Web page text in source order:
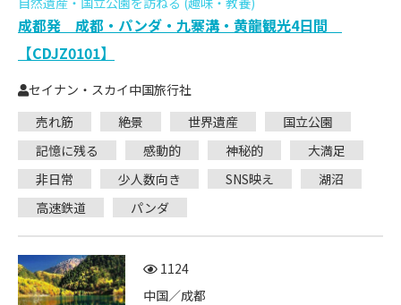
成都発 成都・パンダ・九寨溝・黄龍観光4日間
【CDJZ0101】
セイナン・スカイ中国旅行社
売れ筋
絶景 世界遺産
国立公園
記憶に残る
感動的 神秘的
大満足
非日常
少人数向き SNS映え
湖沼
高速鉄道
パンダ
1124
中国／成都